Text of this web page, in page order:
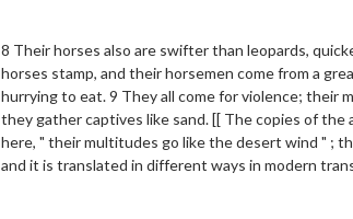
8 Their horses also are swifter than leopards,
horses stamp, and their horsemen come from a
hurrying to eat. 9 They all come for violence; their
they gather captives like sand. [[ The copies of
here, " their multitudes go like the desert wind " ;
and it is translated in different ways in modern